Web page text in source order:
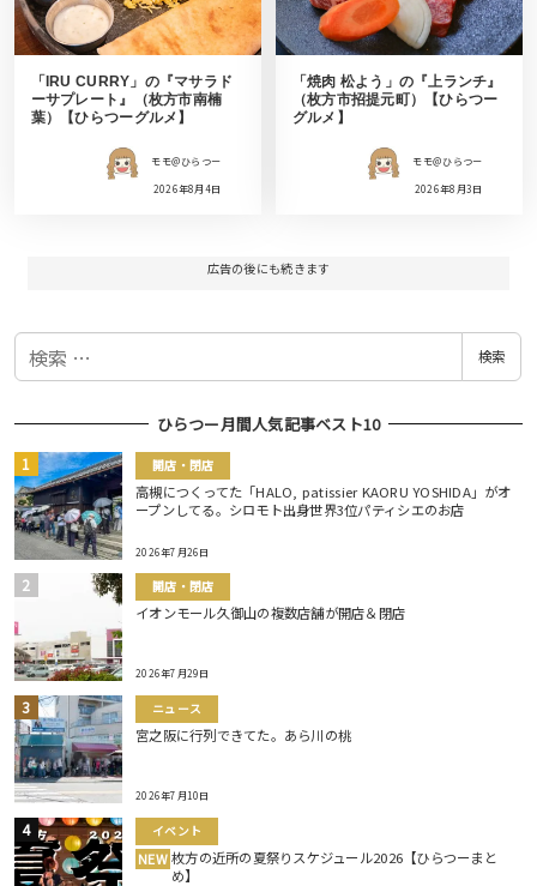
「IRU CURRY」の『マサラド
ーサプレート』（枚方市南楠
葉）【ひらつーグルメ】
モモ＠ひらつー
2026年8月4日
「焼肉 松よう」の『上ランチ』
（枚方市招提元町）【ひらつー
グルメ】
モモ＠ひらつー
2026年8月3日
広告の後にも続きます
検
検索
ひらつー月間人気記事ベスト10
開店・閉店
高槻につくってた「HALO, patissier KAORU YOSHIDA」がオ
ープンしてる。シロモト出身世界3位パティシエのお店
2026年7月26日
開店・閉店
イオンモール久御山の複数店舗が開店＆閉店
2026年7月29日
ニュース
宮之阪に行列できてた。あら川の桃
2026年7月10日
イベント
NEW 枚方の近所の夏祭りスケジュール2026【ひらつーまと
め】